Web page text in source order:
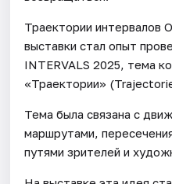
Траектории интервалов
выставки стал опыт
INTERVALS 2025, тема
«Траектории»
Тема была связана с
маршрутами,
путями зрителей и